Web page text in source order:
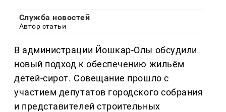
Служба новостей
Автор статьи
В администрации Йошкар-Олы обсудили
новый подход к обеспечению жильём
детей-сирот. Совещание прошло с
участием депутатов городского собрания
и представителей строительных